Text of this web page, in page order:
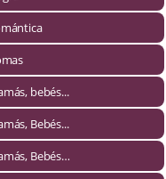
bebés...
Bebés...
Bebés…